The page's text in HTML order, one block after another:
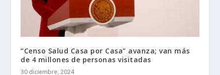
“Censo Salud Casa por Casa” avanza; van más
de 4 millones de personas visitadas
30 diciembre, 2024